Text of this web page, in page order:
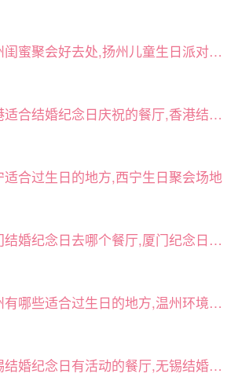
扬州闺蜜聚会好去处,扬州儿童生日派对场地推荐
香港适合结婚纪念日庆祝的餐厅,香港结婚纪念日好餐厅
适合过生日的地方,西宁生日聚会场地
厦门结婚纪念日去哪个餐厅,厦门纪念日餐厅吃饭怎么给男朋友惊喜
温州有哪些适合过生日的地方,温州环境好点的轰趴别墅
无锡结婚纪念日有活动的餐厅,无锡结婚纪念日适合去什么地方